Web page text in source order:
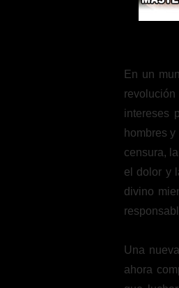
En un
intereses
hombres
censura,
el dolor y
divino
Una
ahora